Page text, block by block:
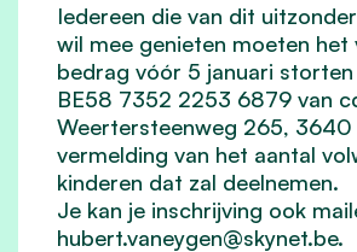
Iedereen die van dit
wil mee genieten moeten het
bedrag vóór 5 januari
BE58 7352 2253 6879 van
Weertersteenweg 265,
vermelding van het aantal
kinderen dat zal deelnemen.
Je kan je inschrijving ook
hubert.vaneygen@skynet.be.